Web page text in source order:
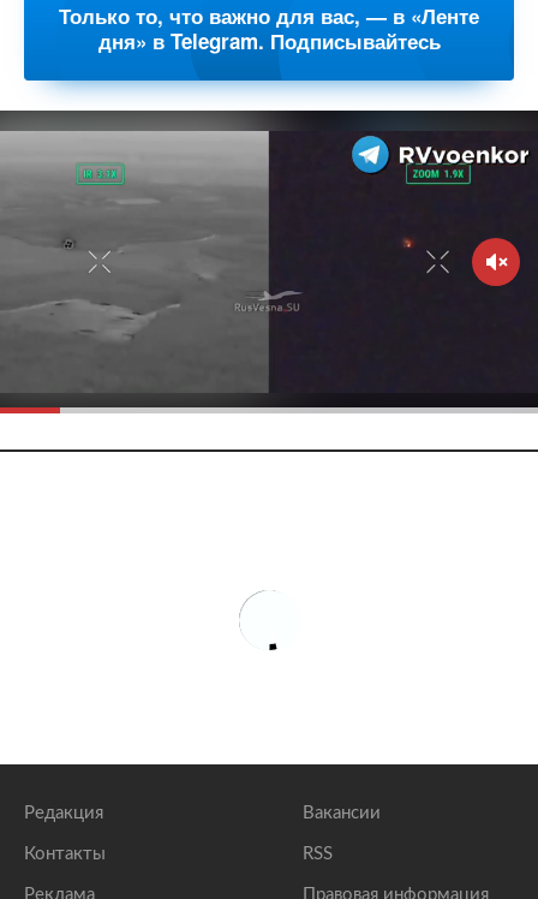
Только то, что важно для вас, — в «Ленте
дня» в Telegram. Подписывайтесь
Редакция
Контакты
Реклама
Вакансии
RSS
Правовая информация